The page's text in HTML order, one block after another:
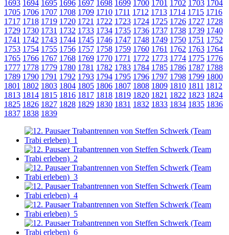
1693 1694 1695 1696 1697 1698 1699 1700 1701 1702 1703 1704
1705 1706 1707 1708 1709 1710 1711 1712 1713 1714 1715 1716
1717 1718 1719 1720 1721 1722 1723 1724 1725 1726 1727 1728
1729 1730 1731 1732 1733 1734 1735 1736 1737 1738 1739 1740
1741 1742 1743 1744 1745 1746 1747 1748 1749 1750 1751 1752
1753 1754 1755 1756 1757 1758 1759 1760 1761 1762 1763 1764
1765 1766 1767 1768 1769 1770 1771 1772 1773 1774 1775 1776
1777 1778 1779 1780 1781 1782 1783 1784 1785 1786 1787 1788
1789 1790 1791 1792 1793 1794 1795 1796 1797 1798 1799 1800
1801 1802 1803 1804 1805 1806 1807 1808 1809 1810 1811 1812
1813 1814 1815 1816 1817 1818 1819 1820 1821 1822 1823 1824
1825 1826 1827 1828 1829 1830 1831 1832 1833 1834 1835 1836
1837 1838 1839